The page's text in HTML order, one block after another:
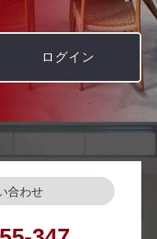
ログイン
合わせ